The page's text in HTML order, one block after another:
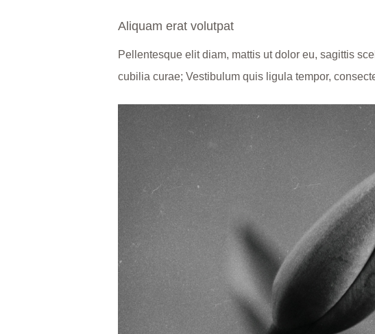
Aliquam erat volutpat
Pellentesque elit diam, mattis ut dolor eu, sagittis
cubilia curae; Vestibulum quis ligula tempor,